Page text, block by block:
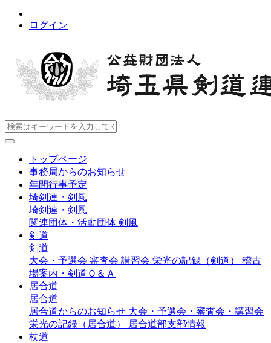
ログイン
トップページ
事務局からのお知らせ
年間行事予定
埼剣連・剣風
埼剣連・剣風
関連団体・活動団体 剣風
剣道
剣道
大会・予選会 審査会 講習会 栄光の記録（剣道） 稽古
場案内・剣道Ｑ＆Ａ
居合道
居合道
居合道からのお知らせ 大会・予選会・審査会・講習会
栄光の記録（居合道）
居合道部支部情報
杖道